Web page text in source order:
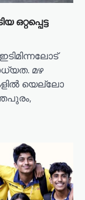
മഴ
യെല്ലോ